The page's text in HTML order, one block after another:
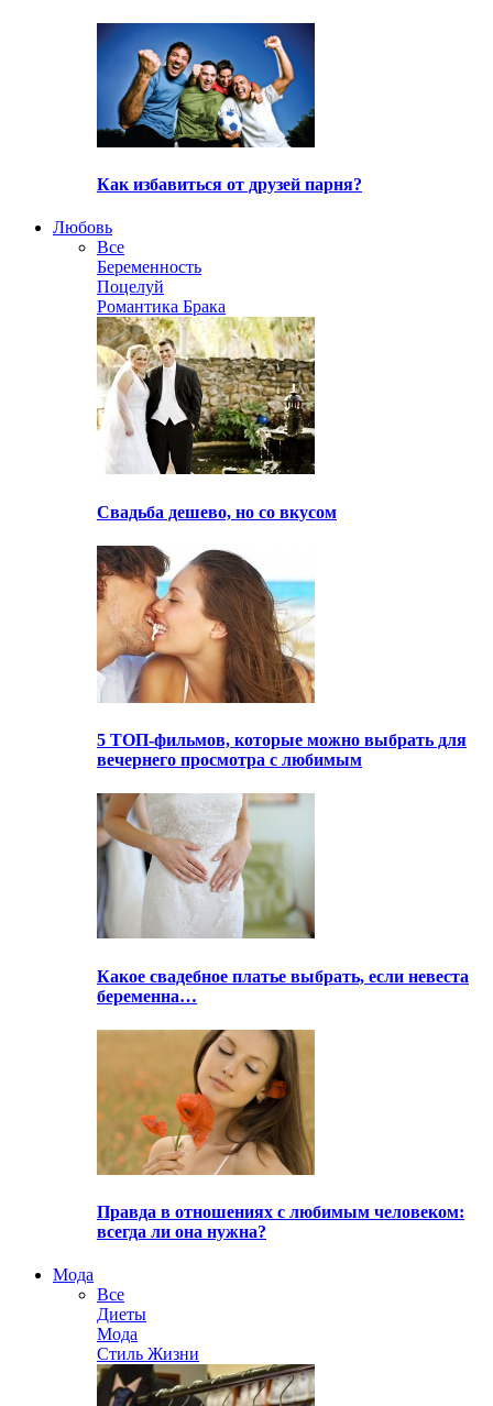
Как избавиться от друзей парня?
Любовь
Все
Беременность
Поцелуй
Романтика Брака
Свадьба дешево, но со вкусом
5 ТОП-фильмов, которые можно выбрать для
вечернего просмотра с любимым
Какое свадебное платье выбрать, если невеста
беременна…
Правда в отношениях с любимым человеком:
всегда ли она нужна?
Мода
Все
Диеты
Мода
Стиль Жизни